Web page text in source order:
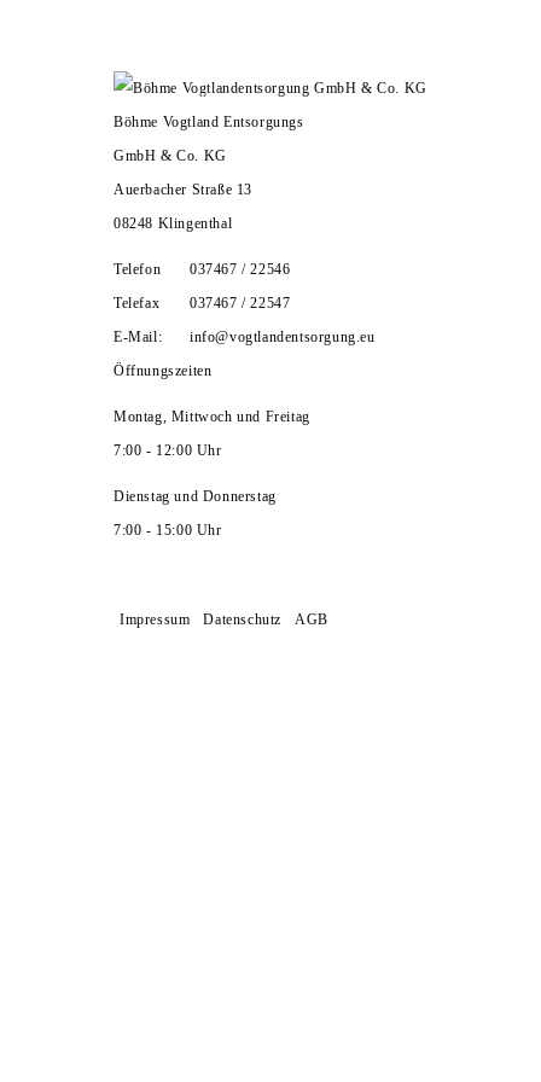
KARRIERE
Böhme Vogtland Entsorgungs
GmbH & Co. KG
Auerbacher Straße 13
08248 Klingenthal
Telefon
037467 / 22546
Telefax
037467 / 22547
E-Mail:
info@vogtlandentsorgung.eu
Öffnungszeiten
Montag, Mittwoch und Freitag
7:00 - 12:00 Uhr
Dienstag und Donnerstag
7:00 - 15:00 Uhr
Impressum Datenschutz AGB